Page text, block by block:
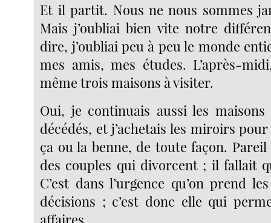
Et il partit. Nous ne nous sommes
Mais j’oubliai bien vite notre
dire, j’oubliai peu à peu le monde
mes amis, mes études. L’après-
même trois maisons à visiter.
Oui, je continuais aussi les
décédés, et j’achetais les miroirs
ça ou la benne, de toute façon.
des couples qui divorcent ; il fallait
C’est dans l’urgence qu’on prend
décisions ; c’est donc elle qui
affaires.